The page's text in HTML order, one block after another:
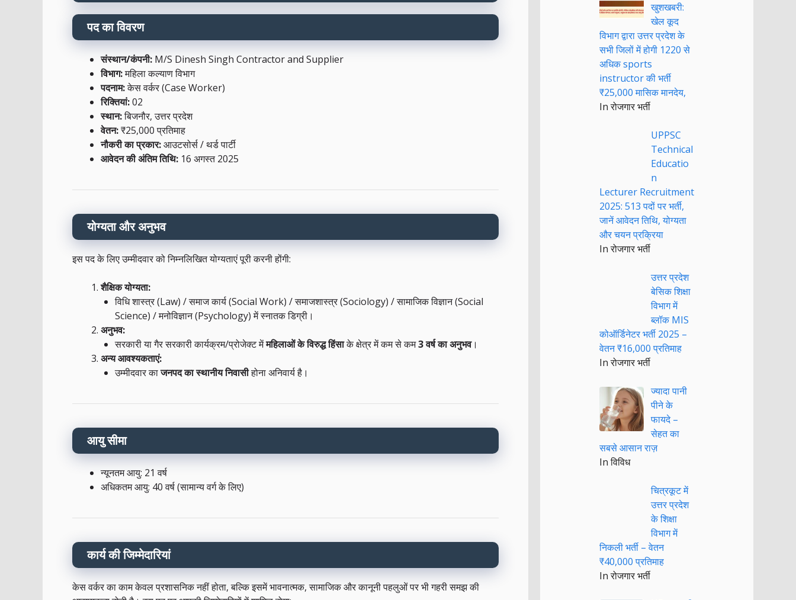
पद का विवरण
संस्थान/कंपनी: M/S Dinesh Singh Contractor and Supplier
विभाग:महिला कल्याण विभाग
पदनाम:केस वर्कर (Case Worker)
रिक्तियां:02
स्थान:बिजनौर, उत्तर प्रदेश
वेतन:₹25,000 प्रतिमाह
नौकरी का प्रकार:आउटसोर्स / थर्ड पार्टी
आवेदन की अंतिम तिथि: 16 अगस्त 2025
योग्यता और अनुभव
इस पद के लिए उम्मीदवार को निम्नलिखित योग्यताएं पूरी करनी होंगी:
शैक्षिक योग्यता:
विधि शास्त्र (Law) / समाज कार्य (Social Work) / समाजशास्त्र (Sociology) / सामाजिक विज्ञान (Social
Science) / मनोविज्ञान (Psychology) में स्नातक डिग्री।
अनुभव:
सरकारी या गैर सरकारी कार्यक्रम/प्रोजेक्ट मेंमहिलाओं के विरुद्ध हिंसाके क्षेत्र में कम से कम3 वर्ष का अनुभव।
अन्य आवश्यकताएं:
उम्मीदवार काजनपद का स्थानीय निवासीहोना अनिवार्य है।
आयु सीमा
न्यूनतम आयु: 21 वर्ष
अधिकतम आयु: 40 वर्ष (सामान्य वर्ग के लिए)
कार्य की जिम्मेदारियां
केस वर्कर का काम केवल प्रशासनिक नहीं होता, बल्कि इसमें भावनात्मक, सामाजिक और कानूनी पहलुओं पर भी गहरी समझ की
खुशखबरी:
खेल कूद
विभाग द्वारा उत्तर प्रदेश के
सभी जिलों में होगी 1220 से
अधिक sports
instructor की भर्ती
₹25,000 मासिक मानदेय,
In रोजगार भर्ती
UPPSC
Technical
Educatio
n
Lecturer Recruitment
2025: 513 पदों पर भर्ती,
जानें आवेदन तिथि, योग्यता
और चयन प्रक्रिया
In रोजगार भर्ती
उत्तर प्रदेश
बेसिक शिक्षा
विभाग में
ब्लॉक MIS
कोऑर्डिनेटर भर्ती 2025 –
वेतन ₹16,000 प्रतिमाह
In रोजगार भर्ती
ज्यादा पानी
पीने के
फायदे –
सेहत का
सबसे आसान राज़
In विविध
चित्रकूट में
उत्तर प्रदेश
के शिक्षा
विभाग में
निकली भर्ती – वेतन
₹40,000 प्रतिमाह
In रोजगार भर्ती